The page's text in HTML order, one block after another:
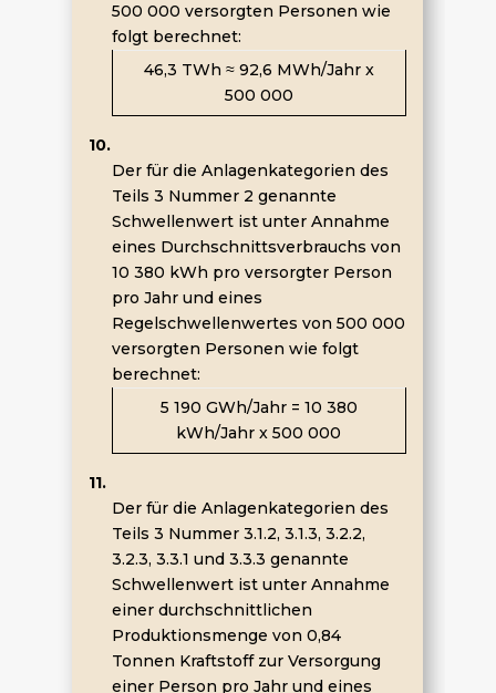
500 000 versorgten Personen wie
folgt berechnet:
46,3 TWh ≈ 92,6 MWh/Jahr x
500 000
10.
Der für die Anlagenkategorien des
Teils 3 Nummer 2 genannte
Schwellenwert ist unter Annahme
eines Durchschnittsverbrauchs von
10 380 kWh pro versorgter Person
pro Jahr und eines
Regelschwellenwertes von 500 000
versorgten Personen wie folgt
berechnet:
5 190 GWh/Jahr = 10 380
kWh/Jahr x 500 000
11.
Der für die Anlagenkategorien des
Teils 3 Nummer 3.1.2, 3.1.3, 3.2.2,
3.2.3, 3.3.1 und 3.3.3 genannte
Schwellenwert ist unter Annahme
einer durchschnittlichen
Produktionsmenge von 0,84
Tonnen Kraftstoff zur Versorgung
einer Person pro Jahr und eines